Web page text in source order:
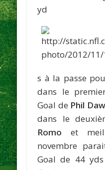
yd
s à la passe
dans le
Goal de Phil
dans le
Romo et
novembre
Goal de 44